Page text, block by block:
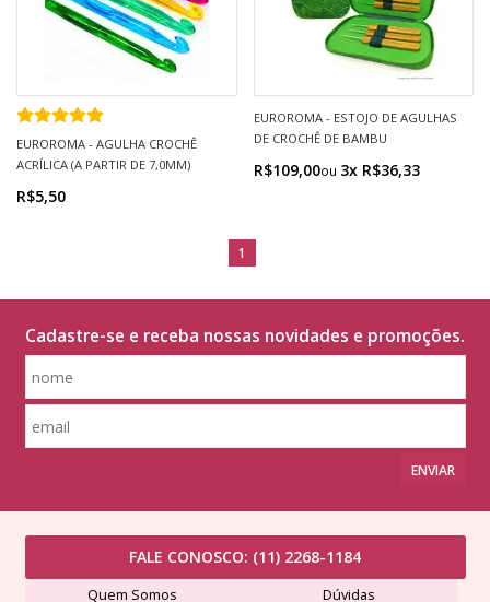
EUROROMA - AGULHA CROCHÊ
ACRÍLICA (A PARTIR DE 7,0MM)
R$5,50
EUROROMA - ESTOJO DE AGULHAS
DE CROCHÊ DE BAMBU
R$109,00 3x R$36,33
1
Cadastre-se e receba nossas novidades e promoções.
ENVIAR
FALE CONOSCO: (11) 2268-1184
Quem Somos Dúvidas